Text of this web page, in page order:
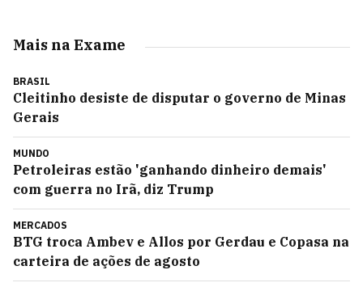
Mais na Exame
BRASIL
Cleitinho desiste de disputar o governo de Minas
Gerais
MUNDO
Petroleiras estão 'ganhando dinheiro demais'
com guerra no Irã, diz Trump
MERCADOS
BTG troca Ambev e Allos por Gerdau e Copasa na
carteira de ações de agosto